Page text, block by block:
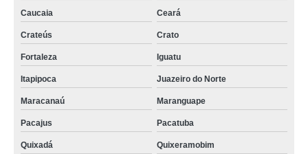
Caucaia Ceará
Crateús Crato
Fortaleza Iguatu
Itapipoca Juazeiro do Norte
Maracanaú Maranguape
Pacajus Pacatuba
Quixadá Quixeramobim